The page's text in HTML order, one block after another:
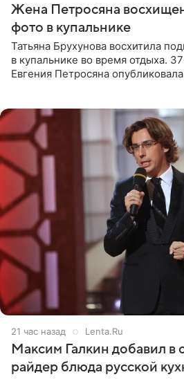
Жена Петросяна
фото в купальнике
Татьяна Брухунова восхитила
в купальнике во время отдыха.
Евгения Петросяна
21 час назад Lenta.Ru
Максим Галкин добавил в
райдер блюда русской